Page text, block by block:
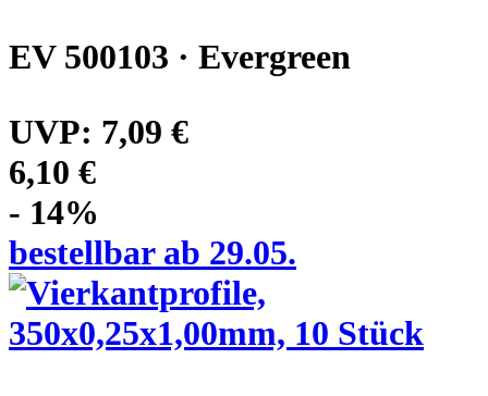
EV 500103 · Evergreen
UVP: 7,09 €
6,10 €
- 14%
bestellbar ab 29.05.